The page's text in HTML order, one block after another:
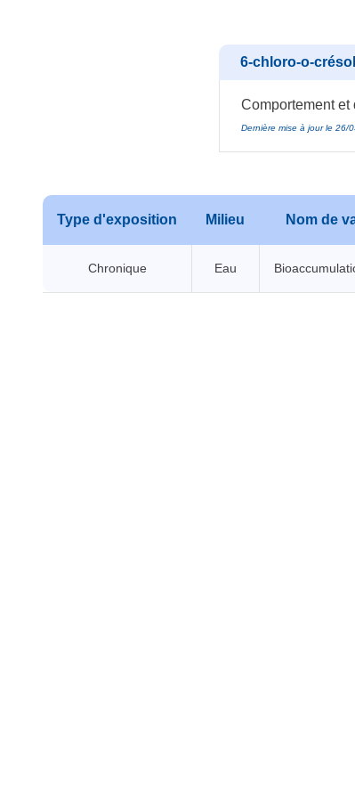
6-chloro-o-
Comportement
Dernière mise à jour le 26/
Type d'exposition Milieu Nom de
Chronique Eau